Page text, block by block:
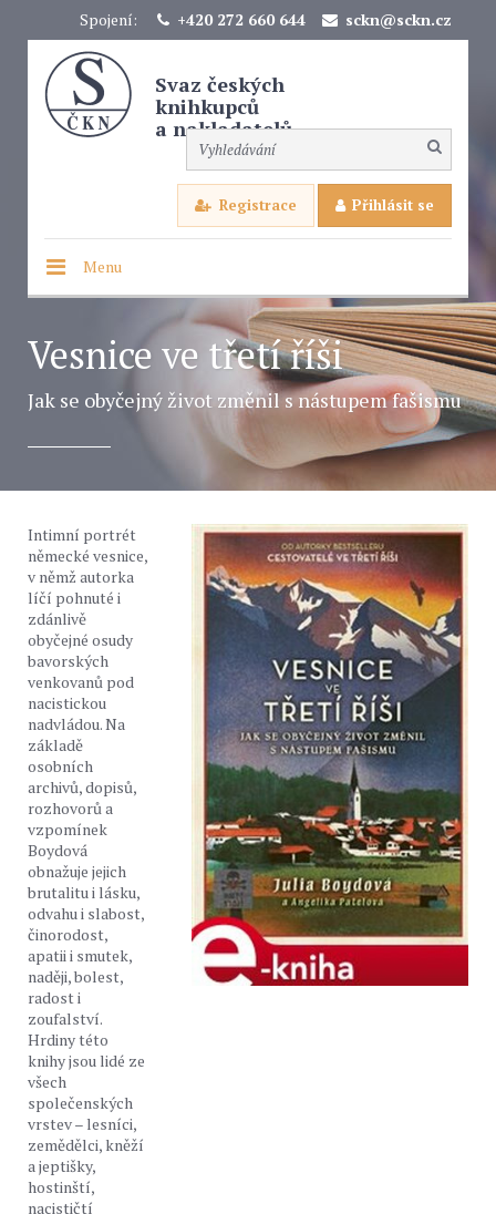
Spojení: +420 272 660 644 sckn@sckn.cz
Svaz českých
knihkupců
a nakladatelů
Registrace Přihlásit se
Menu
Vesnice ve třetí říši
Jak se obyčejný život změnil s nástupem fašismu
Intimní portrét
německé vesnice,
v němž autorka
líčí pohnuté i
zdánlivě
obyčejné osudy
bavorských
venkovanů pod
nacistickou
nadvládou. Na
základě
osobních
archivů, dopisů,
rozhovorů a
vzpomínek
Boydová
obnažuje jejich
brutalitu i lásku,
odvahu i slabost,
činorodost,
apatii i smutek,
naději, bolest,
radost i
zoufalství.
Hrdiny této
knihy jsou lidé ze
všech
společenských
vrstev – lesníci,
zemědělci, kněží
a jeptišky,
hostinští,
nacističtí